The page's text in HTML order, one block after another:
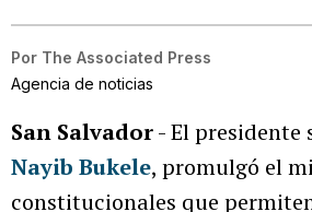
Por The Associated Press
Agencia de noticias
San Salvador- El presidente
Nayib Bukele, promulgó el
constitucionales que